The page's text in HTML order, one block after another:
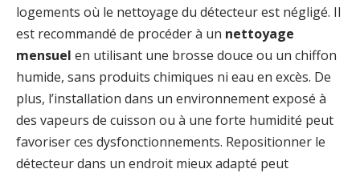
logements où le nettoyage du détecteur est négligé. Il
est recommandé de procéder à un nettoyage
mensuel en utilisant une brosse douce ou un chiffon
humide, sans produits chimiques ni eau en excès. De
plus, l’installation dans un environnement exposé à
des vapeurs de cuisson ou à une forte humidité peut
favoriser ces dysfonctionnements. Repositionner le
détecteur dans un endroit mieux adapté peut